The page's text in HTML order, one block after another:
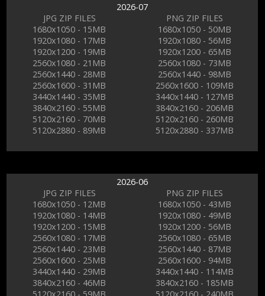
2026-07
JPG ZIP FILES
1680x1050 - 15MB
1920x1080 - 17MB
1920x1200 - 19MB
2560x1080 - 21MB
2560x1440 - 28MB
2560x1600 - 31MB
3440x1440 - 35MB
3840x2160 - 55MB
5120x2160 - 70MB
5120x2880 - 89MB
PNG ZIP FILES
1680x1050 - 50MB
1920x1080 - 56MB
1920x1200 - 65MB
2560x1080 - 73MB
2560x1440 - 98MB
2560x1600 - 109MB
3440x1440 - 127MB
3840x2160 - 206MB
5120x2160 - 260MB
5120x2880 - 337MB
2026-06
JPG ZIP FILES
1680x1050 - 12MB
1920x1080 - 14MB
1920x1200 - 15MB
2560x1080 - 17MB
2560x1440 - 23MB
2560x1600 - 25MB
3440x1440 - 29MB
3840x2160 - 46MB
5120x2160 - 59MB
PNG ZIP FILES
1680x1050 - 43MB
1920x1080 - 49MB
1920x1200 - 56MB
2560x1080 - 65MB
2560x1440 - 87MB
2560x1600 - 94MB
3440x1440 - 114MB
3840x2160 - 185MB
5120x2160 - 240MB